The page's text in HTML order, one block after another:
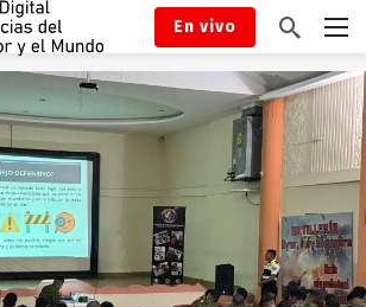
En vivo